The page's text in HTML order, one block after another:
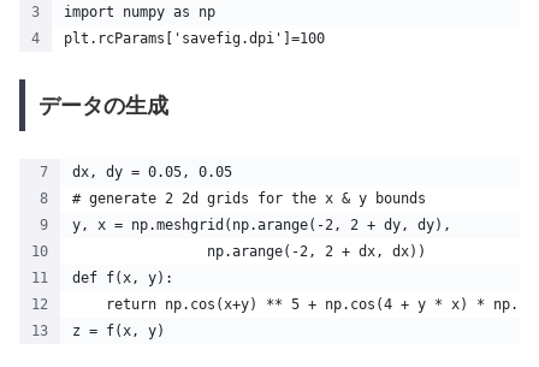
import numpy as np
plt.rcParams['savefig.dpi']=100
データの生成
dx, dy = 0.05, 0.05
# generate 2 2d grids for the x & y bounds
y, x = np.meshgrid(np.arange(-2, 2 + dy, dy),
                np.arange(-2, 2 + dx, dx))
def f(x, y):
return np.cos(x+y) ** 5 + np.cos(4 + y * x) *
z = f(x, y)